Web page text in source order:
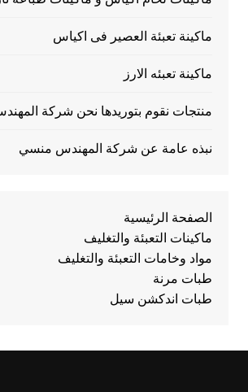
ماكينة تعبئة العصير فى اكياس
ماكينة تعبئه الارز
منتجات نقوم بتوريدها نحن شركة
نبذه عامة عن شركة المهندس منسي
الصفحة الرئيسية
ماكينات التعبئة والتغليف
مواد وخامات التعبئة والتغليف
طبات مرنة
طبات اندكشن سيل